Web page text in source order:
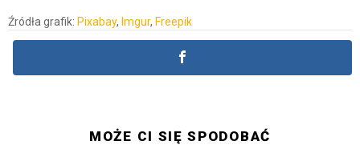
Źródła grafik: Pixabay, Imgur, Freepik
MOŻE CI SIĘ SPODOBAĆ